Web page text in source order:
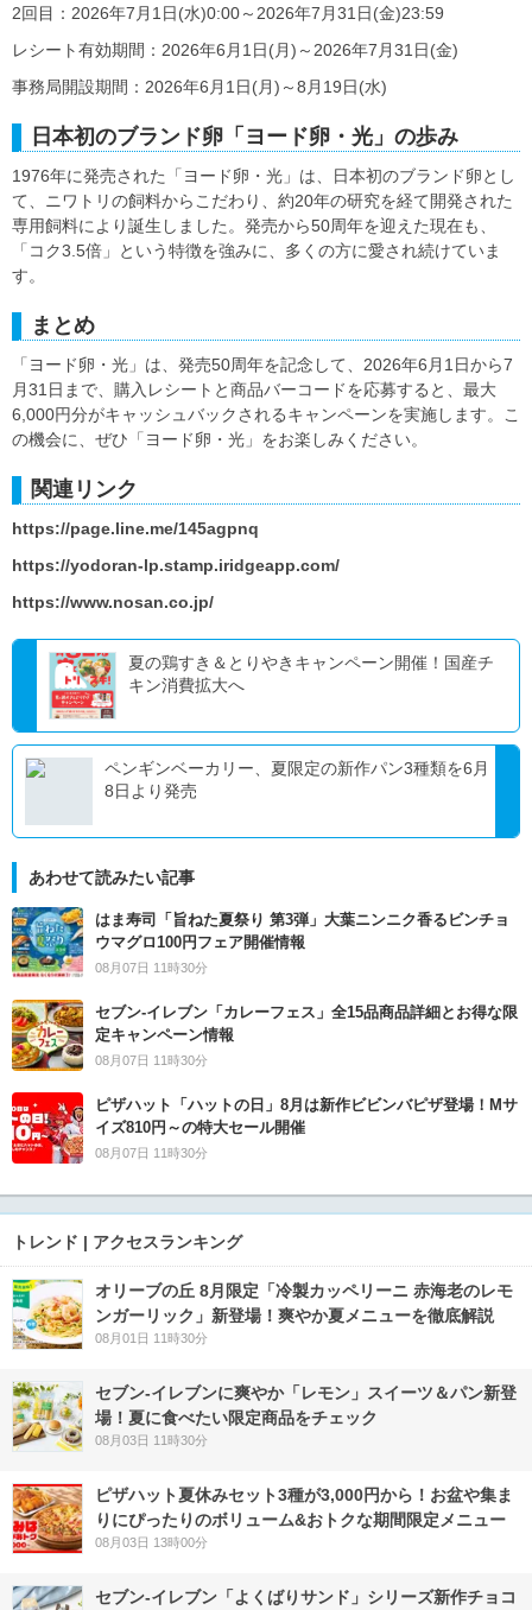
2回目：2026年7月1日(水)0:00～2026年7月31日(金)23:59
レシート有効期間：2026年6月1日(月)～2026年7月31日(金)
事務局開設期間：2026年6月1日(月)～8月19日(水)
日本初のブランド卵「ヨード卵・光」の歩み
1976年に発売された「ヨード卵・光」は、日本初のブランド卵とし
て、ニワトリの飼料からこだわり、約20年の研究を経て開発された
専用飼料により誕生しました。発売から50周年を迎えた現在も、
「コク3.5倍」という特徴を強みに、多くの方に愛され続けていま
す。
まとめ
「ヨード卵・光」は、発売50周年を記念して、2026年6月1日から7
月31日まで、購入レシートと商品バーコードを応募すると、最大
6,000円分がキャッシュバックされるキャンペーンを実施します。こ
の機会に、ぜひ「ヨード卵・光」をお楽しみください。
関連リンク
https://page.line.me/145agpnq
https://yodoran-lp.stamp.iridgeapp.com/
https://www.nosan.co.jp/
夏の鶏すき＆とりやきキャンペーン開催！国産チ
キン消費拡大へ
ペンギンベーカリー、夏限定の新作パン3種類を6月
8日より発売
あわせて読みたい記事
はま寿司「旨ねた夏祭り 第3弾」大葉ニンニク香るビンチョ
ウマグロ100円フェア開催情報
08月07日 11時30分
セブン‐イレブン「カレーフェス」全15品商品詳細とお得な限
定キャンペーン情報
08月07日 11時30分
ピザハット「ハットの日」8月は新作ビビンバピザ登場！Mサ
イズ810円～の特大セール開催
08月07日 11時30分
トレンド | アクセスランキング
オリーブの丘 8月限定「冷製カッペリーニ 赤海老のレモ
ンガーリック」新登場！爽やか夏メニューを徹底解説
08月01日 11時30分
セブン‐イレブンに爽やか「レモン」スイーツ＆パン新登
場！夏に食べたい限定商品をチェック
08月03日 11時30分
ピザハット夏休みセット3種が3,000円から！お盆や集ま
りにぴったりのボリューム&おトクな期間限定メニュー
08月03日 13時00分
セブン‐イレブン「よくばりサンド」シリーズ新作チョコ